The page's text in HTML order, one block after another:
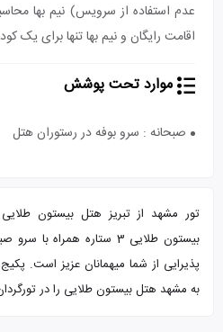
عدم استفاده از سرویس) نیم بها
اقامت رایگان و نیم بها تنها برای یک
موارد تحت پوشش
صبحانه : سرو بوفه در رستوران هتل
تور مشهد از تبریز هتل بیستون
بیستون طلایی 3 ستاره
پذیرایی از شما میهمانان عزیز است.
به مشهد هتل بیستون طلایی را در